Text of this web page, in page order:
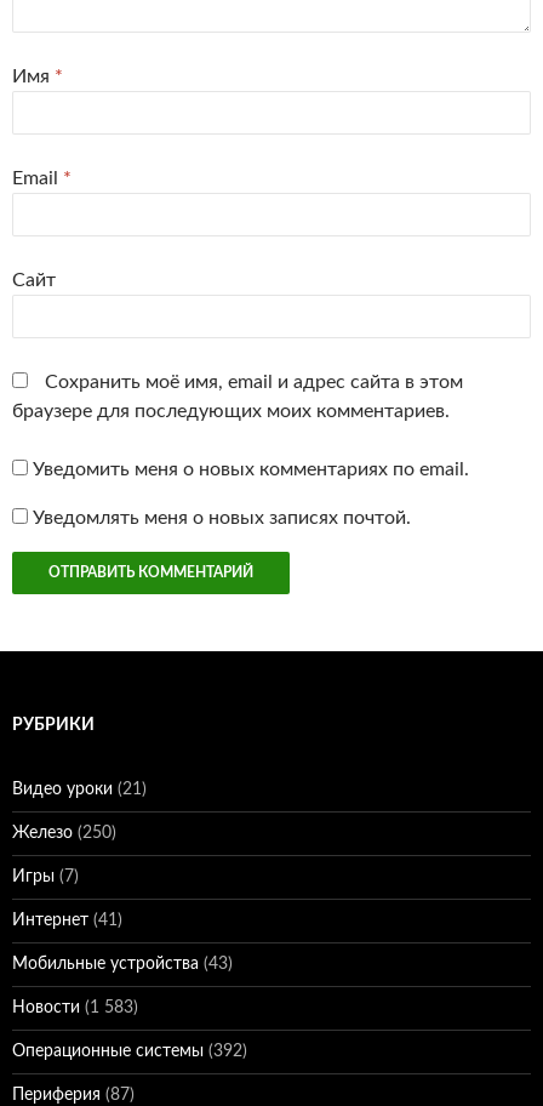
Имя *
Email *
Сайт
Сохранить моё имя, email и адрес сайта в этом
браузере для последующих моих комментариев.
Уведомить меня о новых комментариях по email.
Уведомлять меня о новых записях почтой.
РУБРИКИ
Видео уроки (21)
Железо (250)
Игры (7)
Интернет (41)
Мобильные устройства (43)
Новости (1 583)
Операционные системы (392)
Периферия (87)